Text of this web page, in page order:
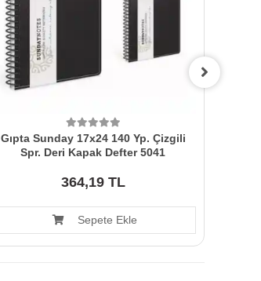
Gıpta Sunday 17x24 140 Yp. Çizgili
Spr. Deri Kapak Defter 5041
364,19 TL
Sepete Ekle